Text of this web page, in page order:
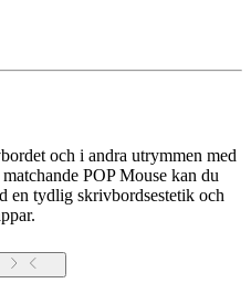
och i andra utrymmen med
POP Mouse kan du
en tydlig skrivbordsestetik och